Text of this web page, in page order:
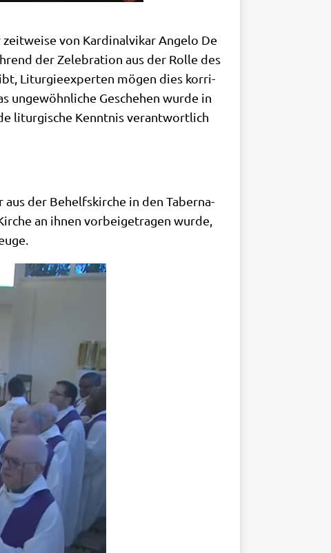
von Kar­di­nal­vi­kar Ange­lo De
der Zele­bra­ti­on aus der Rol­le des
Lit­ur­gie­ex­per­ten mögen dies kor­ri­
unge­wöhn­li­che Gesche­hen wur­de in
lit­ur­gi­sche Kennt­nis ver­ant­wort­lich
der Behelfs­kir­che in den Taber­na­
an ihnen vor­bei­ge­tra­gen wur­de,